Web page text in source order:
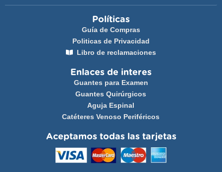
Políticas
Guía de Compras
Politicas de Privacidad
Libro de reclamaciones
Enlaces de interes
Guantes para Examen
Guantes Quirúrgicos
Aguja Espinal
Catéteres Venoso Periféricos
Aceptamos todas las tarjetas